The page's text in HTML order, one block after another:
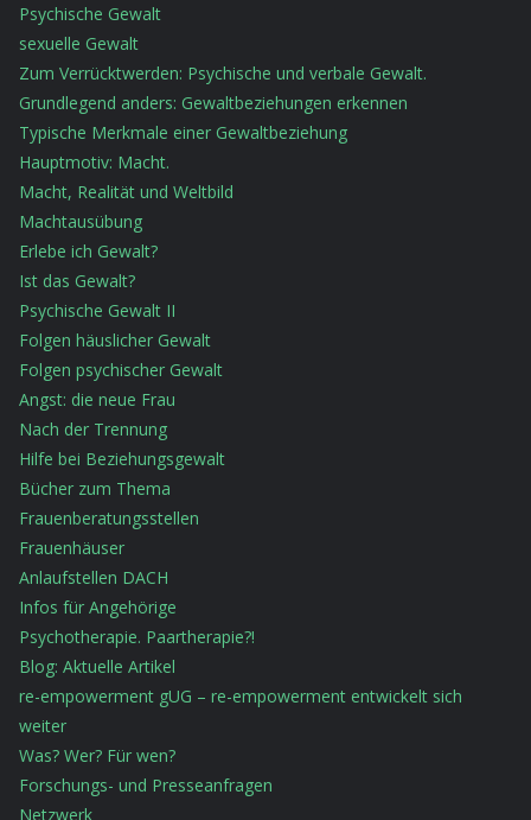
Psychische Gewalt
sexuelle Gewalt
Zum Verrücktwerden: Psychische und verbale Gewalt.
Grundlegend anders: Gewaltbeziehungen erkennen
Typische Merkmale einer Gewaltbeziehung
Hauptmotiv: Macht.
Macht, Realität und Weltbild
Machtausübung
Erlebe ich Gewalt?
Ist das Gewalt?
Psychische Gewalt II
Folgen häuslicher Gewalt
Folgen psychischer Gewalt
Angst: die neue Frau
Nach der Trennung
Hilfe bei Beziehungsgewalt
Bücher zum Thema
Frauenberatungsstellen
Frauenhäuser
Anlaufstellen DACH
Infos für Angehörige
Psychotherapie. Paartherapie?!
Blog: Aktuelle Artikel
re-empowerment gUG – re-empowerment entwickelt sich
weiter
Was? Wer? Für wen?
Forschungs- und Presseanfragen
Netzwerk